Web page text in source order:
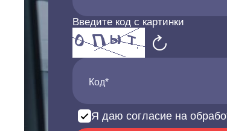
Введите код с картинки
Код*
Я даю согласие на